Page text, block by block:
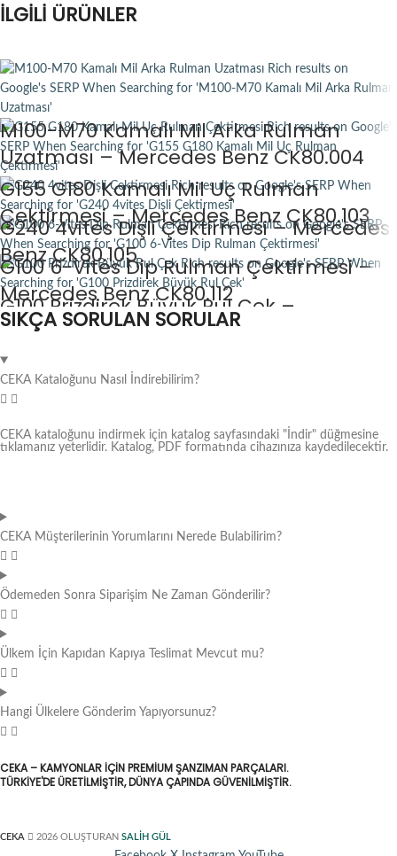
İLGILI ÜRÜNLER
M100-M70 Kamalı Mil Arka Rulman
Uzatması – Mercedes Benz CK80.004
G155 G180 Kamalı Mil Uç Rulman
Çektirmesi – Mercedes Benz CK80.103
G240 4vites Dişli Çektirmesi – Mercedes
Benz CK80.105
G100 6-Vites Dip Rulman Çektirmesi –
Mercedes Benz CK80.112
G100 Prizdirek Büyük Rul Çek –
Mercedes Benz CK80.120
SIKÇA SORULAN SORULAR
CEKA Kataloğunu Nasıl İndirebilirim?
CEKA kataloğunu indirmek için katalog sayfasındaki "İndir" düğmesine
tıklamanız yeterlidir. Katalog, PDF formatında cihazınıza kaydedilecektir.
CEKA Müşterilerinin Yorumlarını Nerede Bulabilirim?
Ödemeden Sonra Siparişim Ne Zaman Gönderilir?
Ülkem İçin Kapıdan Kapıya Teslimat Mevcut mu?
Hangi Ülkelere Gönderim Yapıyorsunuz?
CEKA – KAMYONLAR IÇIN PREMIUM ŞANZIMAN PARÇALARI.
TÜRKIYE'DE ÜRETILMIŞTIR, DÜNYA ÇAPINDA GÜVENILMIŞTIR.
CEKA 2026 OLUŞTURAN SALİH GÜL